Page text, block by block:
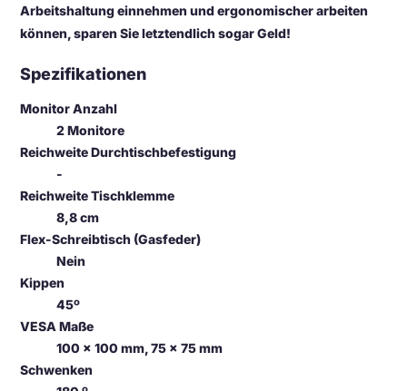
Arbeitshaltung einnehmen und ergonomischer arbeiten
können, sparen Sie letztendlich sogar Geld!
Spezifikationen
Monitor Anzahl
2 Monitore
Reichweite Durchtischbefestigung
-
Reichweite Tischklemme
8,8 cm
Flex-Schreibtisch (Gasfeder)
Nein
Kippen
45º
VESA Maße
100 x 100 mm, 75 x 75 mm
Schwenken